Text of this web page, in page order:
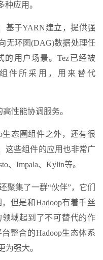
应用。
基于YARN建立，提供强
无环图(DAG)数据处理任
的用户场景。Tez已经被
件所采用，用来替代
性能协调服务。
生态圈组件之外，还有很
这些组件的应用也非常广
、Impala、Kylin等。
聚集了一群“伙伴”，它们
但是和Hadoop有着千丝
域起到了不可替代的作
整合的Hadoop生态体系
为强大。